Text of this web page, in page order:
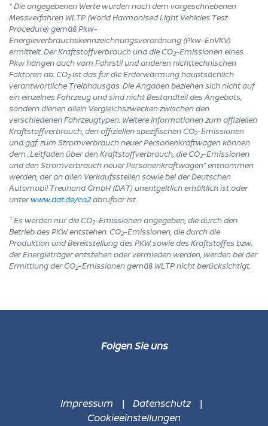
* Die angegebenen Werte wurden nach dem vorgeschriebenen
Messverfahren WLTP (World Harmonised Light Vehicles Test
Procedure) gemäß Pkw-
Energieverbrauchskennzeichnungsverordnung (Pkw-EnVKV)
ermittelt. Der Kraftstoffverbrauch und die CO2-Emissionen eines
Pkw hängen auch vom Fahrstil und anderen nichttechnischen
Faktoren ab. CO2ist das für die Erderwärmung hauptsächlich
verantwortliche Treibhausgas. Die Angaben beziehen sich nicht auf
ein einzelnes Fahrzeug und sind nicht Bestandteil des Angebots,
sondern dienen allein Vergleichszwecken zwischen den
verschiedenen Fahrzeugtypen. Weitere Informationen zum offiziellen
Kraftstoffverbrauch, den offiziellen spezifischen CO2-Emissionen
und ggf. zum Stromverbrauch neuer Personenkraftwagen können
dem „Leitfaden über den Kraftstoffverbrauch, die CO2-Emissionen
und den Stromverbrauch neuer Personenkraftwagen“ entnommen
werden, der an allen Verkaufsstellen sowie bei der Deutschen
Automobil Treuhand GmbH (DAT) unentgeltlich erhältlich ist oder
unterwww.dat.de/co2abrufbar ist.
¹ Es werden nur die CO2-Emissionen angegeben, die durch den
Betrieb des PKW entstehen. CO2-Emissionen, die durch die
Produktion und Bereitstellung des PKW sowie des Kraftstoffes bzw.
der Energieträger entstehen oder vermieden werden, werden bei der
Ermittlung der CO2-Emissionen gemäß WLTP nicht berücksichtigt.
Folgen Sie uns
Impressum
Datenschutz
Cookieeinstellungen